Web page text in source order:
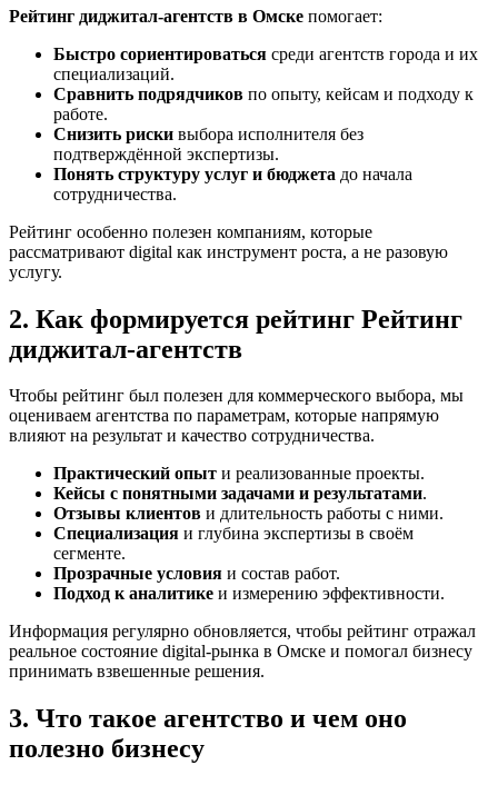
Рейтинг диджитал-агентств в Омске помогает:
Быстро сориентироваться среди агентств города и их
специализаций.
Сравнить подрядчиков по опыту, кейсам и подходу к
работе.
Снизить риски выбора исполнителя без
подтверждённой экспертизы.
Понять структуру услуг и бюджета до начала
сотрудничества.
Рейтинг особенно полезен компаниям, которые
рассматривают digital как инструмент роста, а не разовую
услугу.
2. Как формируется рейтинг Рейтинг
диджитал-агентств
Чтобы рейтинг был полезен для коммерческого выбора, мы
оцениваем агентства по параметрам, которые напрямую
влияют на результат и качество сотрудничества.
Практический опыт и реализованные проекты.
Кейсы с понятными задачами и результатами.
Отзывы клиентов и длительность работы с ними.
Специализация и глубина экспертизы в своём
сегменте.
Прозрачные условия и состав работ.
Подход к аналитике и измерению эффективности.
Информация регулярно обновляется, чтобы рейтинг отражал
реальное состояние digital-рынка в Омске и помогал бизнесу
принимать взвешенные решения.
3. Что такое агентство и чем оно
полезно бизнесу